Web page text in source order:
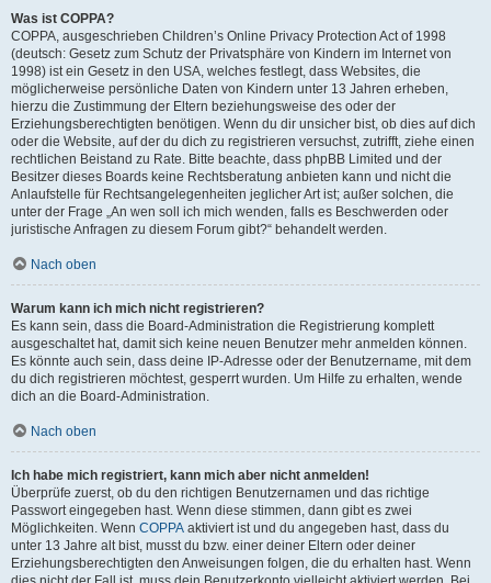
Was ist COPPA?
COPPA, ausgeschrieben Children’s Online Privacy Protection Act of 1998
(deutsch: Gesetz zum Schutz der Privatsphäre von Kindern im Internet von
1998) ist ein Gesetz in den USA, welches festlegt, dass Websites, die
möglicherweise persönliche Daten von Kindern unter 13 Jahren erheben,
hierzu die Zustimmung der Eltern beziehungsweise des oder der
Erziehungsberechtigten benötigen. Wenn du dir unsicher bist, ob dies auf dich
oder die Website, auf der du dich zu registrieren versuchst, zutrifft, ziehe einen
rechtlichen Beistand zu Rate. Bitte beachte, dass phpBB Limited und der
Besitzer dieses Boards keine Rechtsberatung anbieten kann und nicht die
Anlaufstelle für Rechtsangelegenheiten jeglicher Art ist; außer solchen, die
unter der Frage „An wen soll ich mich wenden, falls es Beschwerden oder
juristische Anfragen zu diesem Forum gibt?“ behandelt werden.
Nach oben
Warum kann ich mich nicht registrieren?
Es kann sein, dass die Board-Administration die Registrierung komplett
ausgeschaltet hat, damit sich keine neuen Benutzer mehr anmelden können.
Es könnte auch sein, dass deine IP-Adresse oder der Benutzername, mit dem
du dich registrieren möchtest, gesperrt wurden. Um Hilfe zu erhalten, wende
dich an die Board-Administration.
Nach oben
Ich habe mich registriert, kann mich aber nicht anmelden!
Überprüfe zuerst, ob du den richtigen Benutzernamen und das richtige
Passwort eingegeben hast. Wenn diese stimmen, dann gibt es zwei
Möglichkeiten. Wenn COPPA aktiviert ist und du angegeben hast, dass du
unter 13 Jahre alt bist, musst du bzw. einer deiner Eltern oder deiner
Erziehungsberechtigten den Anweisungen folgen, die du erhalten hast. Wenn